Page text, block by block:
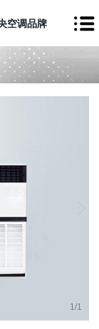
空调品牌
1 /1